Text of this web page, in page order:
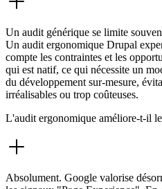
Un audit générique se limite
Un audit ergonomique Drupal
compte les contraintes et les
qui est natif, ce qui nécessite un
du développement sur-mesure,
irréalisables ou trop coûteuses.
L'audit ergonomique améliore-t-il
Absolument. Google valorise